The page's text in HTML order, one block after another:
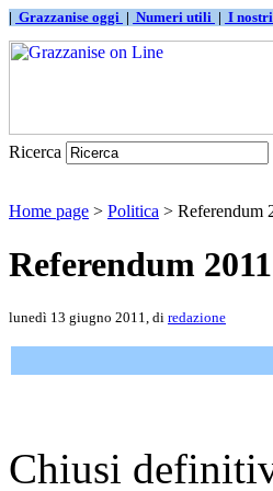
| Grazzanise oggi | Numeri utili | I
Ricerca
Home page > Politica > Referendum
Referendum
lunedì 13 giugno 2011, di redazione
Chiusi